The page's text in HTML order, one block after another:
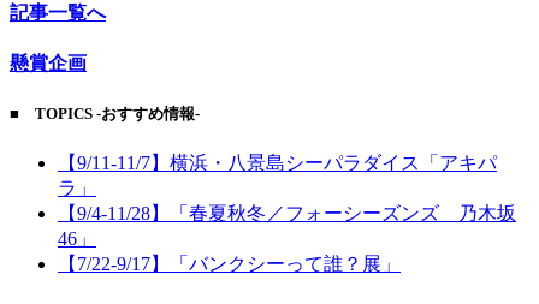
記事一覧へ
懸賞企画
■ TOPICS -おすすめ情報-
【9/11-11/7】横浜・八景島シーパラダイス「アキパ
ラ」
【9/4-11/28】「春夏秋冬／フォーシーズンズ 乃木坂
46」
【7/22-9/17】「バンクシーって誰？展」